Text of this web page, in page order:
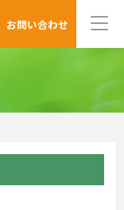
お問い合わせ